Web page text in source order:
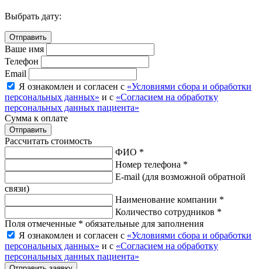
Выбрать дату:
Ваше имя
Телефон
Email
Я ознакомлен и согласен с «Условиями сбора и обработки
персональных данных» и с «Согласием на обработку
персональных данных пациента»
Сумма к оплате
Рассчитать стоимость
ФИО *
Номер телефона *
E-mail (для возможной обратной
связи)
Наименование компании *
Количество сотрудников *
Поля отмеченные * обязательные для заполнения
Я ознакомлен и согласен с «Условиями сбора и обработки
персональных данных» и с «Согласием на обработку
персональных данных пациента»